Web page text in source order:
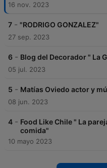
16 nov. 2023
7 - "RODRIGO GONZALEZ"
27 sep. 2023
6 - Blog del Decorador " La
05 jul. 2023
5 - Matías Oviedo actor y
08 jun. 2023
4 - Food Like Chile " La
comida"
10 mayo 2023